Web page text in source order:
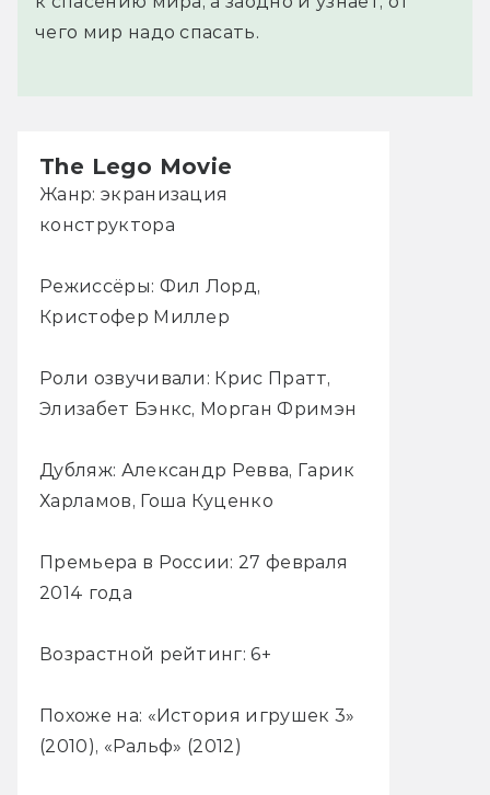
чего мир надо спасать.
The Lego Movie
Жанр: экранизация
конструктора
Режиссёры: Фил Лорд,
Кристофер Миллер
Роли озвучивали: Крис Пратт,
Элизабет Бэнкс, Морган Фримэн
Дубляж: Александр Ревва, Гарик
Харламов, Гоша Куценко
Премьера в России: 27 февраля
2014 года
Возрастной рейтинг: 6+
Похоже на: «История игрушек 3»
(2010), «Ральф» (2012)